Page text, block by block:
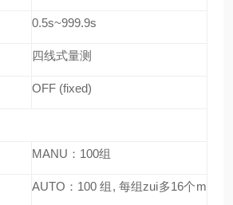
0.5s~999.9s
四线式量测
OFF (fixed)
MANU ： 100组
AUTO ： 100组 , 每组zui多16个m